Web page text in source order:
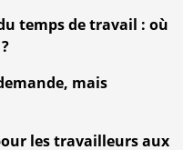
temps de travail : où
mais
les travailleurs aux